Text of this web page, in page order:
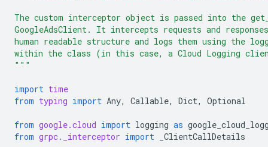
The custom interceptor object is passed into the
GoogleAdsClient. It intercepts requests and
human readable structure and logs them using the
within the class (in this case, a Cloud Logging
"""
import time
from typing import Any, Callable, Dict, Optional
from google.cloud import logging as
from grpc._interceptor import _ClientCallDetails